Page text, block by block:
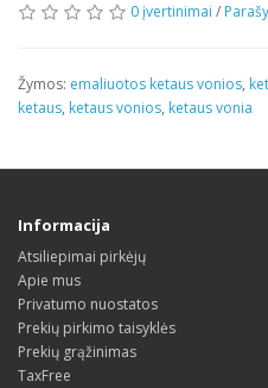
0 įvertinimai /
Žymos: emaliuotos ketaus vonios,
ketaus, ketaus vonios, ketaus vonia
Informacija
Atsiliepimai pirkėjų
Apie mus
Privatumo nuostatos
Prekių pirkimo taisyklės
Prekių grąžinimas
TaxFree